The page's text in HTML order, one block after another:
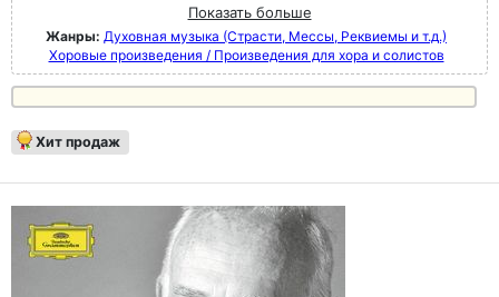
Показать больше
Жанры: Духовная музыка (Страсти, Мессы, Реквиемы и т.д.)
Хоровые произведения / Произведения для хора и солистов
Хит продаж